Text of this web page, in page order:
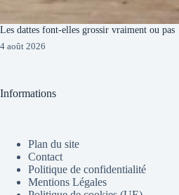
Les dattes font-elles grossir vraiment ou pas
4 août 2026
Informations
Plan du site
Contact
Politique de confidentialité
Mentions Légales